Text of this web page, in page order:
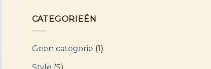
CATEGORIEËN
Geen categorie (1)